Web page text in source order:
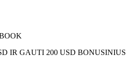
IR GAUTI 200 USD BONUSINIUS